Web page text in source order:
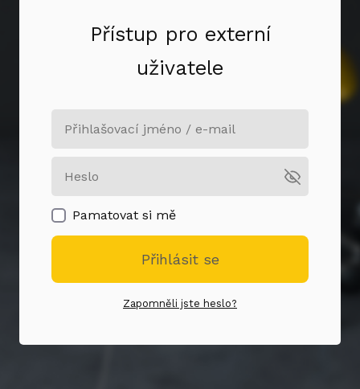
Přístup pro externí
uživatele
Pamatovat si mě
Přihlásit se
Zapomněli jste heslo?